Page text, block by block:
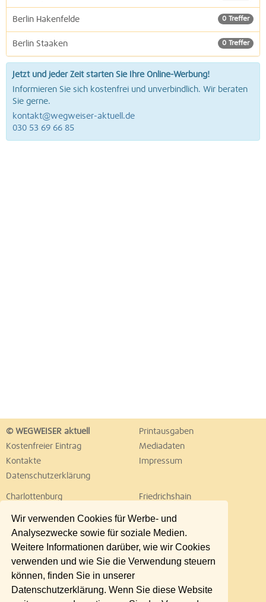
Wir verwenden Cookies für Werbe- und
Analysezwecke sowie für soziale Medien.
Weitere Informationen darüber, wie wir Cookies
verwenden und wie Sie die Verwendung steuern
können, finden Sie in unserer
Datenschutzerklärung. Wenn Sie diese Website
0 Treffer
Berlin Hakenfelde
0 Treffer
Berlin Staaken
Jetzt und jeder Zeit starten Sie Ihre Online-Werbung!
Informieren Sie sich kostenfrei und unverbindlich. Wir beraten
Sie gerne.
kontakt@wegweiser-aktuell.de
030 53 69 66 85
© WEGWEISER aktuell
Printausgaben
Kostenfreier Eintrag
Mediadaten
Kontakte
Impressum
Datenschutzerklärung
Charlottenburg
Friedrichshain
Lichtenberg
Marzahn
Neukölln
Pankow
Reinickendorf
Schöneberg